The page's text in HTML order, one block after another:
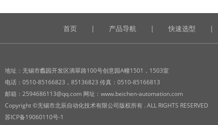
首页 | 产品导航 | 快速选型 |
地址：无锡市蠡园开发区滴翠路100号创意园A幢1501，1503室
电话：0510-85166823，85136823 传真：0510-85166813
邮箱：2594686113@qq.com 网址：www.beichen-automation.com
Copyright ©无锡市北辰自动化技术有限公司版权所有 . ALL RIGHTS RESERVED
苏ICP备19060110号-1